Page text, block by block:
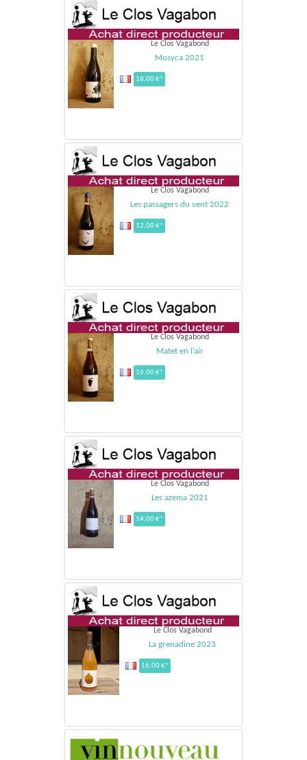
Le Clos Vagabond
Mosyca 2021
18,00 €*
Le Clos Vagabond
Les passagers du vent 2022
12,00 €*
Le Clos Vagabond
Matet en l’air
16,00 €*
Le Clos Vagabond
Les azema 2021
14,00 €*
Le Clos Vagabond
La grenadine 2023
16,00 €*